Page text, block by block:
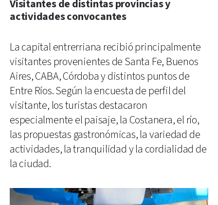
Visitantes de distintas provincias y
actividades convocantes
La capital entrerriana recibió principalmente
visitantes provenientes de Santa Fe, Buenos
Aires, CABA, Córdoba y distintos puntos de
Entre Ríos. Según la encuesta de perfil del
visitante, los turistas destacaron
especialmente el paisaje, la Costanera, el río,
las propuestas gastronómicas, la variedad de
actividades, la tranquilidad y la cordialidad de
la ciudad.